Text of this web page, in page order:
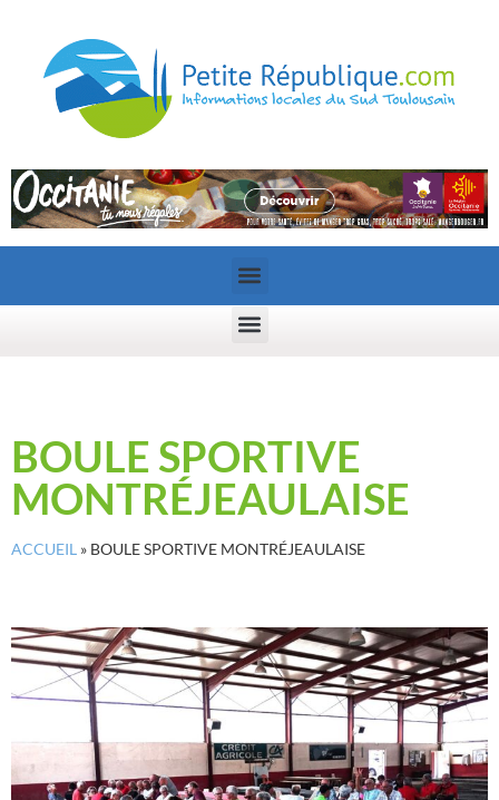
BOULE SPORTIVE
MONTRÉJEAULAISE
ACCUEIL » BOULE SPORTIVE MONTRÉJEAULAISE